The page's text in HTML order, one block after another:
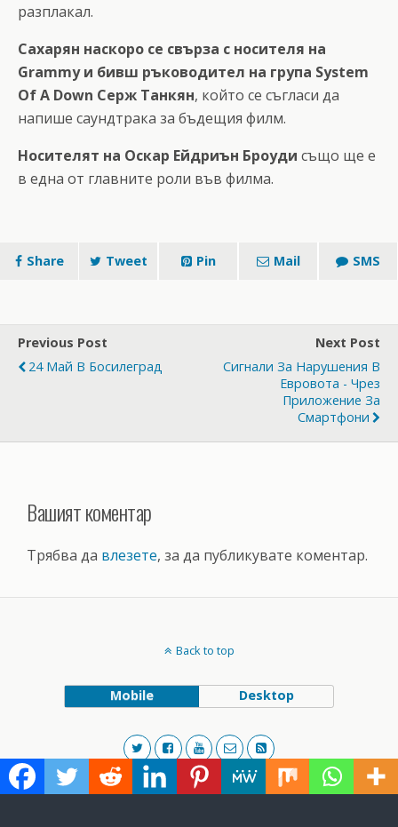
разплакал.
Сахарян наскоро се свърза с носителя на
Grammy и бивш ръководител на група System
Of A Down Серж Танкян, който се съгласи да
напише саундтрака за бъдещия филм.
Носителят на Оскар Ейдриън Броуди също ще е
в една от главните роли във филма.
Share Tweet Pin Mail SMS
Previous Post
24 Май В Босилеград
Next Post
Сигнали За Нарушения В
Евровота - Чрез
Приложение За
Смартфони
Вашият коментар
Трябва да влезете, за да публикувате коментар.
Back to top
Mobile Desktop